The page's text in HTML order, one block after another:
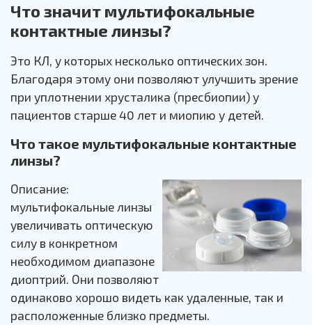
Что значит мультифокальные
контактные линзы?
Это КЛ, у которых несколько оптических зон.
Благодаря этому они позволяют улучшить зрение
при уплотнении хрусталика (пресбиопии) у
пациентов старше 40 лет и миопию у детей.
Что такое мультифокальные контактные
линзы?
Описание:
мультифокальные линзы
увеличивать оптическую
силу в конкретном
необходимом диапазоне
диоптрий. Они позволяют
одинаково хорошо видеть как удаленные, так и
расположенные близко предметы.